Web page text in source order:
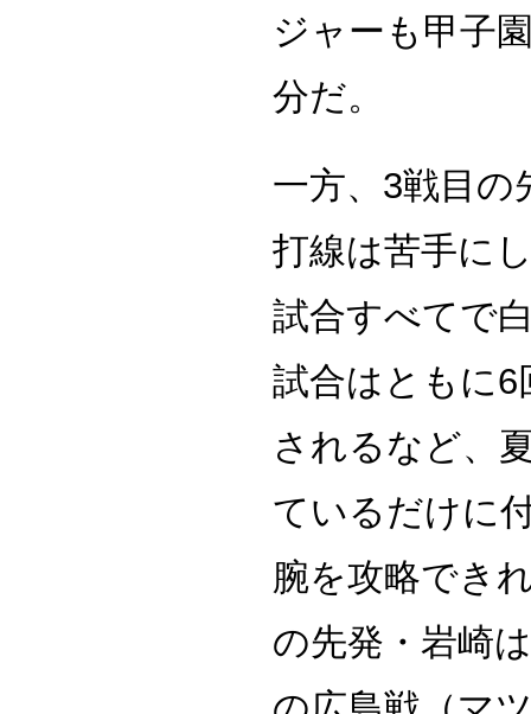
ジャーも甲子
分だ。
一方、3戦目の
打線は苦手に
試合すべてで
試合はともに6
されるなど、
ているだけに
腕を攻略でき
の先発・岩崎